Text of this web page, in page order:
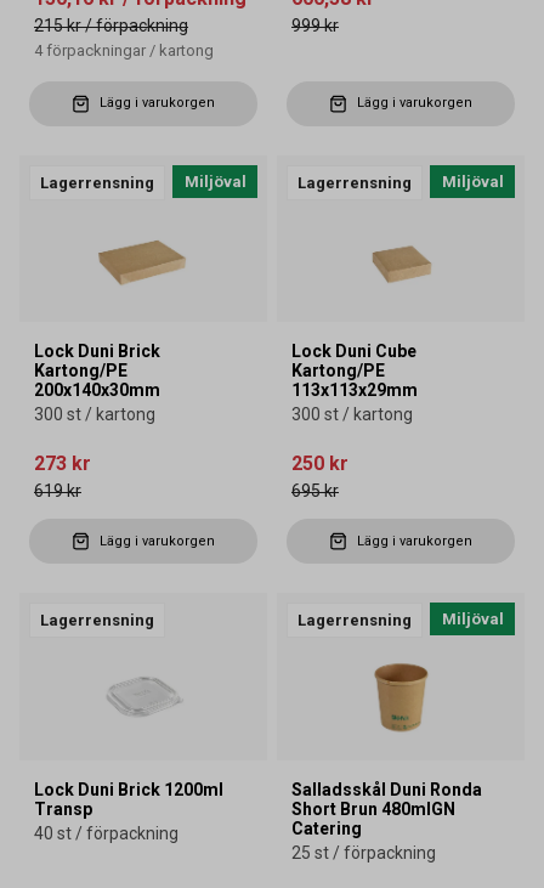
215 kr/ förpackning
4 förpackningar / kartong
Lägg i varukorgen
999 kr
Lägg i varukorgen
Lagerrensning Miljöval
Lock Duni Brick
Kartong/PE
200x140x30mm
300 st / kartong
273 kr
619 kr
Lägg i varukorgen
Lagerrensning Miljöval
Lock Duni Cube
Kartong/PE
113x113x29mm
300 st / kartong
250 kr
695 kr
Lägg i varukorgen
Lagerrensning
Lock Duni Brick 1200ml
Transp
40 st / förpackning
Lagerrensning Miljöval
Salladsskål Duni Ronda
Short Brun 480mlGN
Catering
25 st / förpackning